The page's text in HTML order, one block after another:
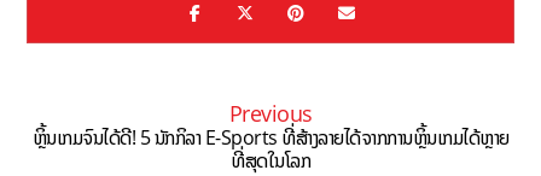
Previous
ຫຼິ້ນເກມຈົນໄດ້ດີ! 5 ນັກກິລາ E-Sports ທີ່ສ້າງລາຍໄດ້ຈາກການຫຼິ້ນເກມໄດ້ຫຼາຍ
ທີ່ສຸດໃນໂລກ